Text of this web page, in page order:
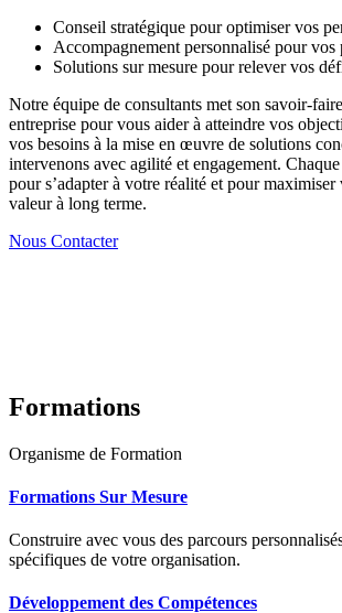
Conseil stratégique pour optimiser vos
Accompagnement personnalisé pour
Solutions sur mesure pour relever vos
Notre équipe de consultants met son savoir-
entreprise pour vous aider à atteindre vos
vos besoins à la mise en œuvre de solutions
intervenons avec agilité et engagement.
pour s’adapter à votre réalité et pour
valeur à long terme.
Nous Contacter
Formations
Organisme de Formation
Formations Sur Mesure
Construire avec vous des parcours
spécifiques de votre organisation.
Développement des Compétences